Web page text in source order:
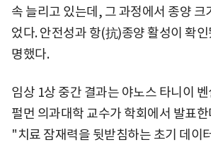
속 늘리고 있는데, 그 과정에서 종양 크
었다. 안전성과 항(抗)종양 활성이 확
명했다.
임상 1상 중간 결과는 야노스 타니이
펄먼 의과대학 교수가 학회에서 발표
"치료 잠재력을 뒷받침하는 초기 데이